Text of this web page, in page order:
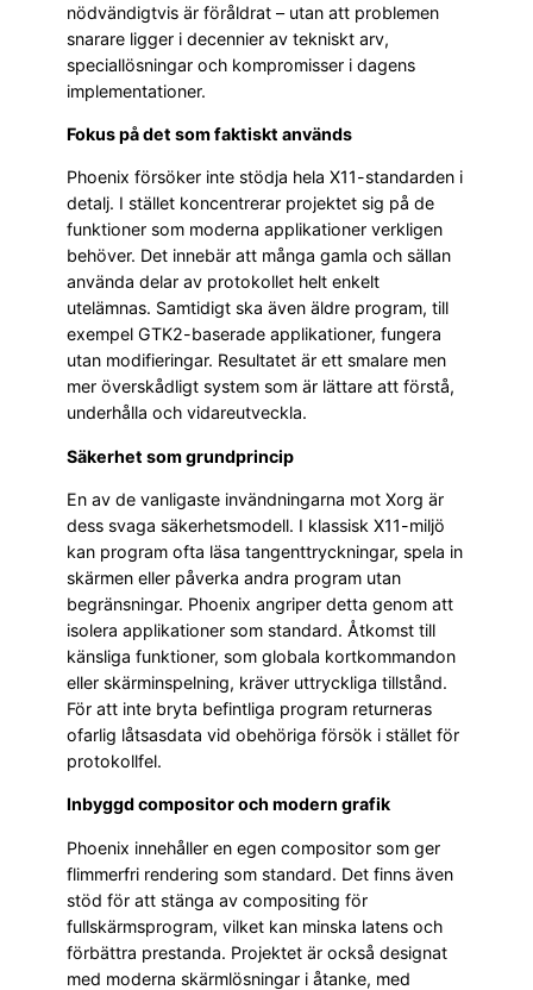
nödvändigtvis är föråldrat – utan att problemen
snarare ligger i decennier av tekniskt arv,
speciallösningar och kompromisser i dagens
implementationer.
Fokus på det som faktiskt används
Phoenix försöker inte stödja hela X11-standarden i
detalj. I stället koncentrerar projektet sig på de
funktioner som moderna applikationer verkligen
behöver. Det innebär att många gamla och sällan
använda delar av protokollet helt enkelt
utelämnas. Samtidigt ska även äldre program, till
exempel GTK2-baserade applikationer, fungera
utan modifieringar. Resultatet är ett smalare men
mer överskådligt system som är lättare att förstå,
underhålla och vidareutveckla.
Säkerhet som grundprincip
En av de vanligaste invändningarna mot Xorg är
dess svaga säkerhetsmodell. I klassisk X11-miljö
kan program ofta läsa tangenttryckningar, spela in
skärmen eller påverka andra program utan
begränsningar. Phoenix angriper detta genom att
isolera applikationer som standard. Åtkomst till
känsliga funktioner, som globala kortkommandon
eller skärminspelning, kräver uttryckliga tillstånd.
För att inte bryta befintliga program returneras
ofarlig låtsasdata vid obehöriga försök i stället för
protokollfel.
Inbyggd compositor och modern grafik
Phoenix innehåller en egen compositor som ger
flimmerfri rendering som standard. Det finns även
stöd för att stänga av compositing för
fullskärmsprogram, vilket kan minska latens och
förbättra prestanda. Projektet är också designat
med moderna skärmlösningar i åtanke, med